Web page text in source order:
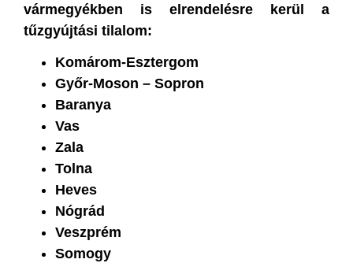
vármegyékben is elrendelésre kerül a
tűzgyújtási tilalom:
Komárom-Esztergom
Győr-Moson – Sopron
Baranya
Vas
Zala
Tolna
Heves
Nógrád
Veszprém
Somogy